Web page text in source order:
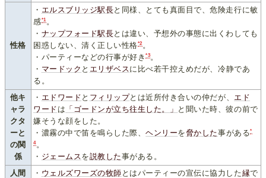
性格
・ エルスブリッジ駅長と同様、とても真面目で、危険走行に敏
感*1。
・ ナップフォード駅長とは違い、予想外の事態に出くわしても
困惑しない、清く正しい性格*2。
・パーティーなどの行事が好き*3。
・ マードック と エリザベスに比べ若干控えめだが、冷静であ
る。
他キ
ャラ
クタ
ーと
の関
係
・ エドワード と フィリップとは近所付き合いの仲だが、 エド
ワード は 「ゴードンが立ち往生した。」 と聞いた時、彼の前で
嫌そうな顔をした。
・濃霧の中で笛を鳴らした際、ヘンリーを脅かした事がある*
4。
・ ジェームスを説教した事がある。
人間
・ ウェルズワーズの牧師 とはパーティーの宣伝に協力した縁で